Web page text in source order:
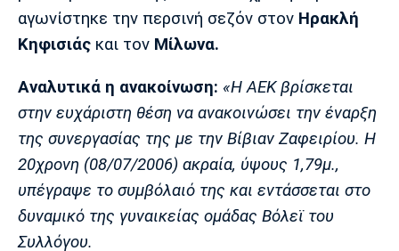
Πολιτισμός
Τραγούδια
Cine Spot
Running
Media
Παρασκήνιο
Πρόγραμμα TV
Μπαρτσελόνα
Ρεάλ
Μαδρίτης
Ατλέτικο
Μαδρίτης
αγωνίστηκε την περσινή σεζόν στον Ηρακλή
Κηφισιάς και τον Μίλωνα.
Αναλυτικά η ανακοίνωση: «Η ΑΕΚ βρίσκεται
στην ευχάριστη θέση να ανακοινώσει την έναρξη
της συνεργασίας της με την Βίβιαν Ζαφειρίου. Η
20χρονη (08/07/2006) ακραία, ύψους 1,79μ.,
υπέγραψε το συμβόλαιό της και εντάσσεται στο
δυναμικό της γυναικείας ομάδας Βόλεϊ του
Συλλόγου.